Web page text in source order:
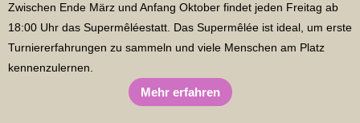
Zwischen Ende März und Anfang Oktober findet jeden Freitag ab
18:00 Uhr das Supermêléestatt. Das Supermêlée ist ideal, um erste
Turniererfahrungen zu sammeln und viele Menschen am Platz
kennenzulernen.
Mehr erfahren